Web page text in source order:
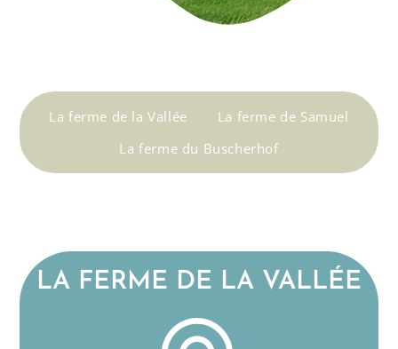
La ferme de la Vallée
La ferme de Samuel
La ferme du Buscherhof
LA FERME DE LA VALLÉE